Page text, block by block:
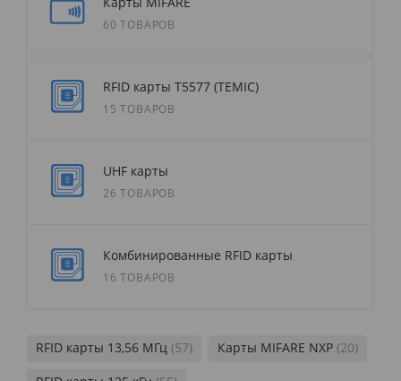
60 ТОВАРОВ
RFID карты T5577 (TEMIC)
15 ТОВАРОВ
UHF карты
26 ТОВАРОВ
Комбинированные RFID карты
16 ТОВАРОВ
RFID карты 13,56 МГц (57) Карты MIFARE NXP (20)